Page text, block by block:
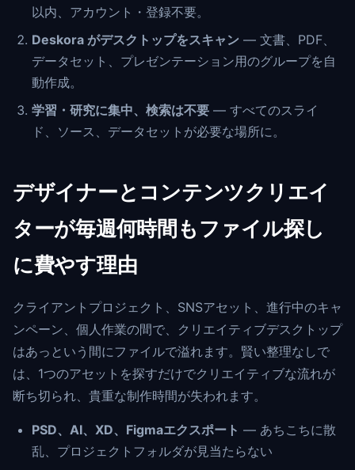
以内、アカウント・登録不要。
Deskora がデスクトップをスキャン — 文書、PDF、
データセット、プレゼンテーション用のグループを自
動作成。
学習・研究に集中、検索は不要 — すべてのスライ
ド、ソース、データセットが必要な場所に。
デザイナーとコンテンツクリエイ
ターが毎週何時間もファイル探し
に費やす理由
クライアントプロジェクト、SNSアセット、進行中のキャ
ンペーン、個人作業の間で、クリエイティブデスクトップ
はあっという間にファイルで溢れます。賢い整理なしで
は、1つのアセットを探すだけでクリエイティブな流れが
断ち切られ、貴重な制作時間が失われます。
PSD、AI、XD、Figmaエクスポート — あちこちに散
乱、プロジェクトフォルダが見当たらない